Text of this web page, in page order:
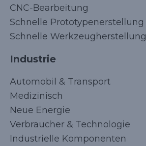
CNC-Bearbeitung
Schnelle Prototypenerstellung
Schnelle Werkzeugherstellung
Industrie
Automobil & Transport
Medizinisch
Neue Energie
Verbraucher & Technologie
Industrielle Komponenten